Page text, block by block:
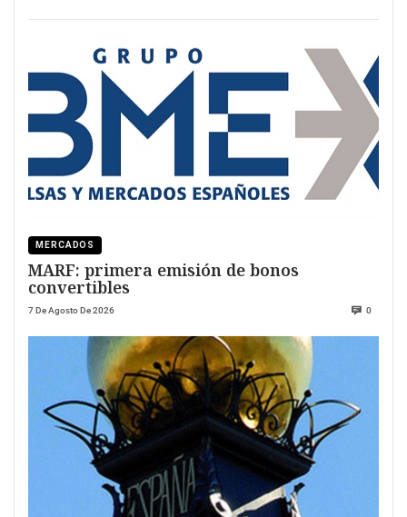
MERCADOS
MARF: primera emisión de bonos
convertibles
7 De Agosto De 2026 0